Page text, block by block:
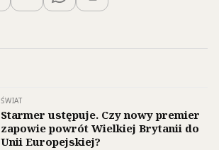
ŚWIAT
Starmer ustępuje. Czy nowy premier
zapowie powrót Wielkiej Brytanii do
Unii Europejskiej?